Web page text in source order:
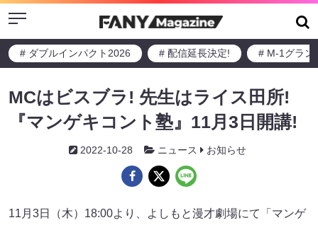
Menu
# ダブルインパクト2026 # 配信延長決定! # M-1グラン
MCはビスブラ! 先生はライス田所!
『マンゲキコント塾』11月3日開講!
2022-10-28 ニュース お知らせ
11月3日（木）18:00より、よしもと漫才劇場にて「マンゲ